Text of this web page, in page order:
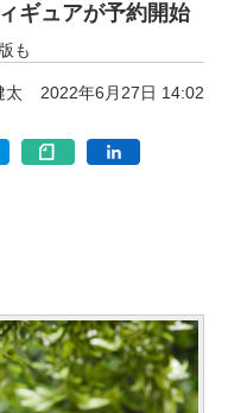
ギュアが予約開始
も
太 2022年6月27日 14:02